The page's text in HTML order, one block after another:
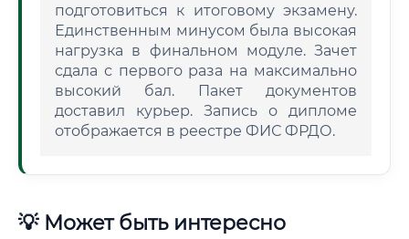
подготовиться к итоговому экзамену.
Единственным минусом была высокая
нагрузка в финальном модуле. Зачет
сдала с первого раза на максимально
высокий бал. Пакет документов
доставил курьер. Запись о дипломе
отображается в реестре ФИС ФРДО.
💡 Может быть интересно